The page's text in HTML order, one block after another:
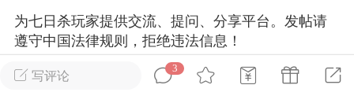
72 2.23w
大人
Lv.8
写评论
3
为七日杀玩家提供交流、提问、分享平台。发帖请
遵守中国法律规则，拒绝违法信息！
全部 3 正序